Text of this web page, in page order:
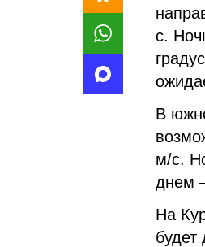
с.
В
м/c.
днем
На
будет